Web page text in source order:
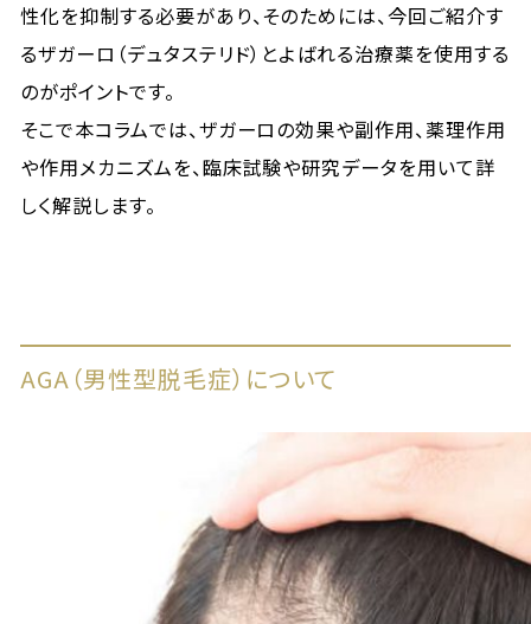
性化を抑制する必要があり、そのためには、今回ご紹介す
るザガーロ（デュタステリド）とよばれる治療薬を使用する
のがポイントです。
そこで本コラムでは、ザガーロの効果や副作用、薬理作用
や作用メカニズムを、臨床試験や研究データを用いて詳
しく解説します。
AGA（男性型脱毛症）について